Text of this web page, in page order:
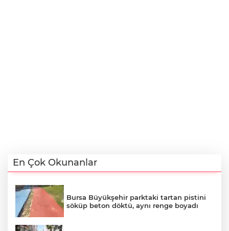
En Çok Okunanlar
Bursa Büyükşehir parktaki tartan pistini
söküp beton döktü, aynı renge boyadı